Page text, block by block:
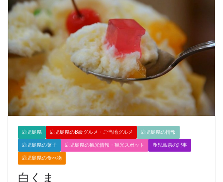
鹿児島県 鹿児島県のB級グルメ・ご当地グルメ 鹿児島県の情報
鹿児島県の菓子 鹿児島県の観光情報・観光スポット 鹿児島県の記事
鹿児島県の食べ物
白くま